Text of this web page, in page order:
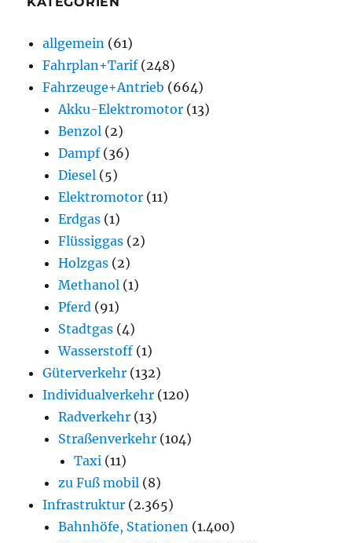
allgemein (61)
Fahrplan+Tarif(248)
Fahrzeuge+Antrieb (664)
Akku-Elektromotor (13)
Benzol (2)
Dampf(36)
Diesel (5)
Elektromotor (11)
Erdgas (1)
Flüssiggas (2)
Holzgas (2)
Methanol (1)
Pferd (91)
Stadtgas (4)
Wasserstoff (1)
Güterverkehr (132)
Individualverkehr (120)
Radverkehr (13)
Straßenverkehr (104)
Taxi (11)
zu Fuß mobil (8)
Infrastruktur (2.365)
Bahnhöfe, Stationen (1.400)